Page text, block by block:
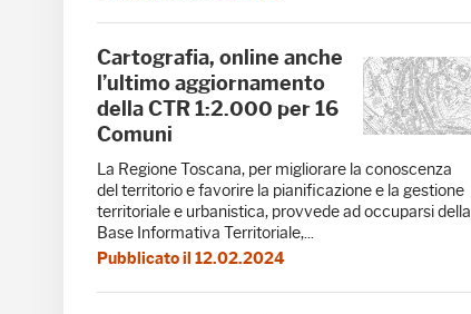
Cartografia, online anche
l’ultimo aggiornamento
della CTR 1:2.000 per 16
Comuni
La Regione Toscana, per migliorare la conoscenza
del territorio e favorire la pianificazione e la gestione
territoriale e urbanistica, provvede ad occuparsi della
Base Informativa Territoriale,...
Pubblicato il 12.02.2024